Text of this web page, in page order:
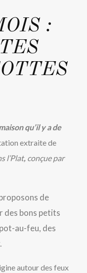
:
qu’il y a de
extraite de
l’Plat, conçue par
de
des bons petits
au-feu, des
autour des feux